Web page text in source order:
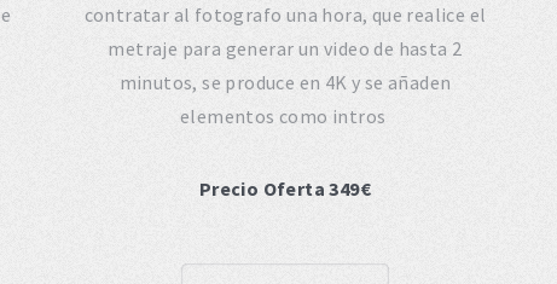
contratar al fotografo una hora, que realice el
metraje para generar un video de hasta 2
minutos, se produce en 4K y se añaden
elementos como intros
Precio Oferta 349€